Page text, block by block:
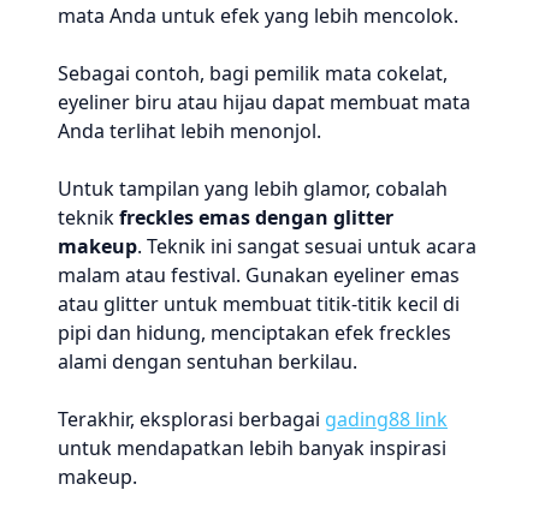
mata Anda untuk efek yang lebih mencolok.
Sebagai contoh, bagi pemilik mata cokelat,
eyeliner biru atau hijau dapat membuat mata
Anda terlihat lebih menonjol.
Untuk tampilan yang lebih glamor, cobalah
teknikfreckles emas dengan glitter
makeup. Teknik ini sangat sesuai untuk acara
malam atau festival. Gunakan eyeliner emas
atau glitter untuk membuat titik-titik kecil di
pipi dan hidung, menciptakan efek freckles
alami dengan sentuhan berkilau.
Terakhir, eksplorasi berbagai gading88 link
untuk mendapatkan lebih banyak inspirasi
makeup.